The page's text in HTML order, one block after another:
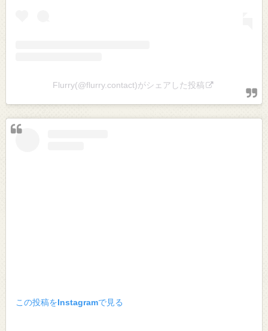
Flurry(@flurry.contact)がシェアした投稿
この投稿をInstagramで見る